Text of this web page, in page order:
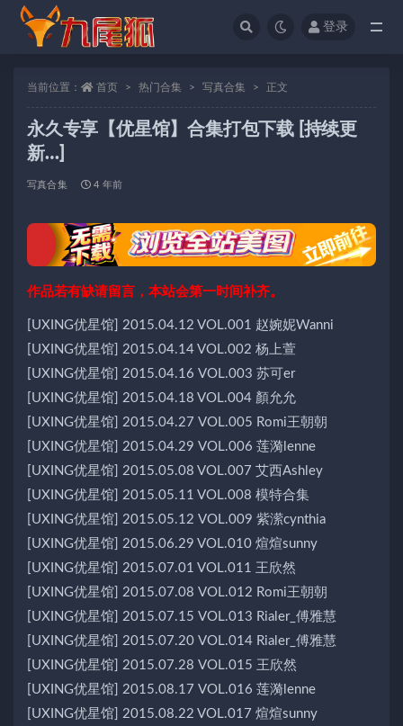
登录
当前位置： 首页 热门合集 写真合集 正文
永久专享【优星馆】合集打包下载 [持续更
新…]
写真合集 4 年前
作品若有缺请留言，本站会第一时间补齐。
[UXING优星馆] 2015.04.12 VOL.001 赵婉妮Wanni
[UXING优星馆] 2015.04.14 VOL.002 杨上萱
[UXING优星馆] 2015.04.16 VOL.003 苏可er
[UXING优星馆] 2015.04.18 VOL.004 顏允允
[UXING优星馆] 2015.04.27 VOL.005 Romi王朝朝
[UXING优星馆] 2015.04.29 VOL.006 莲漪lenne
[UXING优星馆] 2015.05.08 VOL.007 艾西Ashley
[UXING优星馆] 2015.05.11 VOL.008 模特合集
[UXING优星馆] 2015.05.12 VOL.009 紫潆cynthia
[UXING优星馆] 2015.06.29 VOL.010 煊煊sunny
[UXING优星馆] 2015.07.01 VOL.011 王欣然
[UXING优星馆] 2015.07.08 VOL.012 Romi王朝朝
[UXING优星馆] 2015.07.15 VOL.013 Rialer_傅雅慧
[UXING优星馆] 2015.07.20 VOL.014 Rialer_傅雅慧
[UXING优星馆] 2015.07.28 VOL.015 王欣然
[UXING优星馆] 2015.08.17 VOL.016 莲漪lenne
[UXING优星馆] 2015.08.22 VOL.017 煊煊sunny
全部